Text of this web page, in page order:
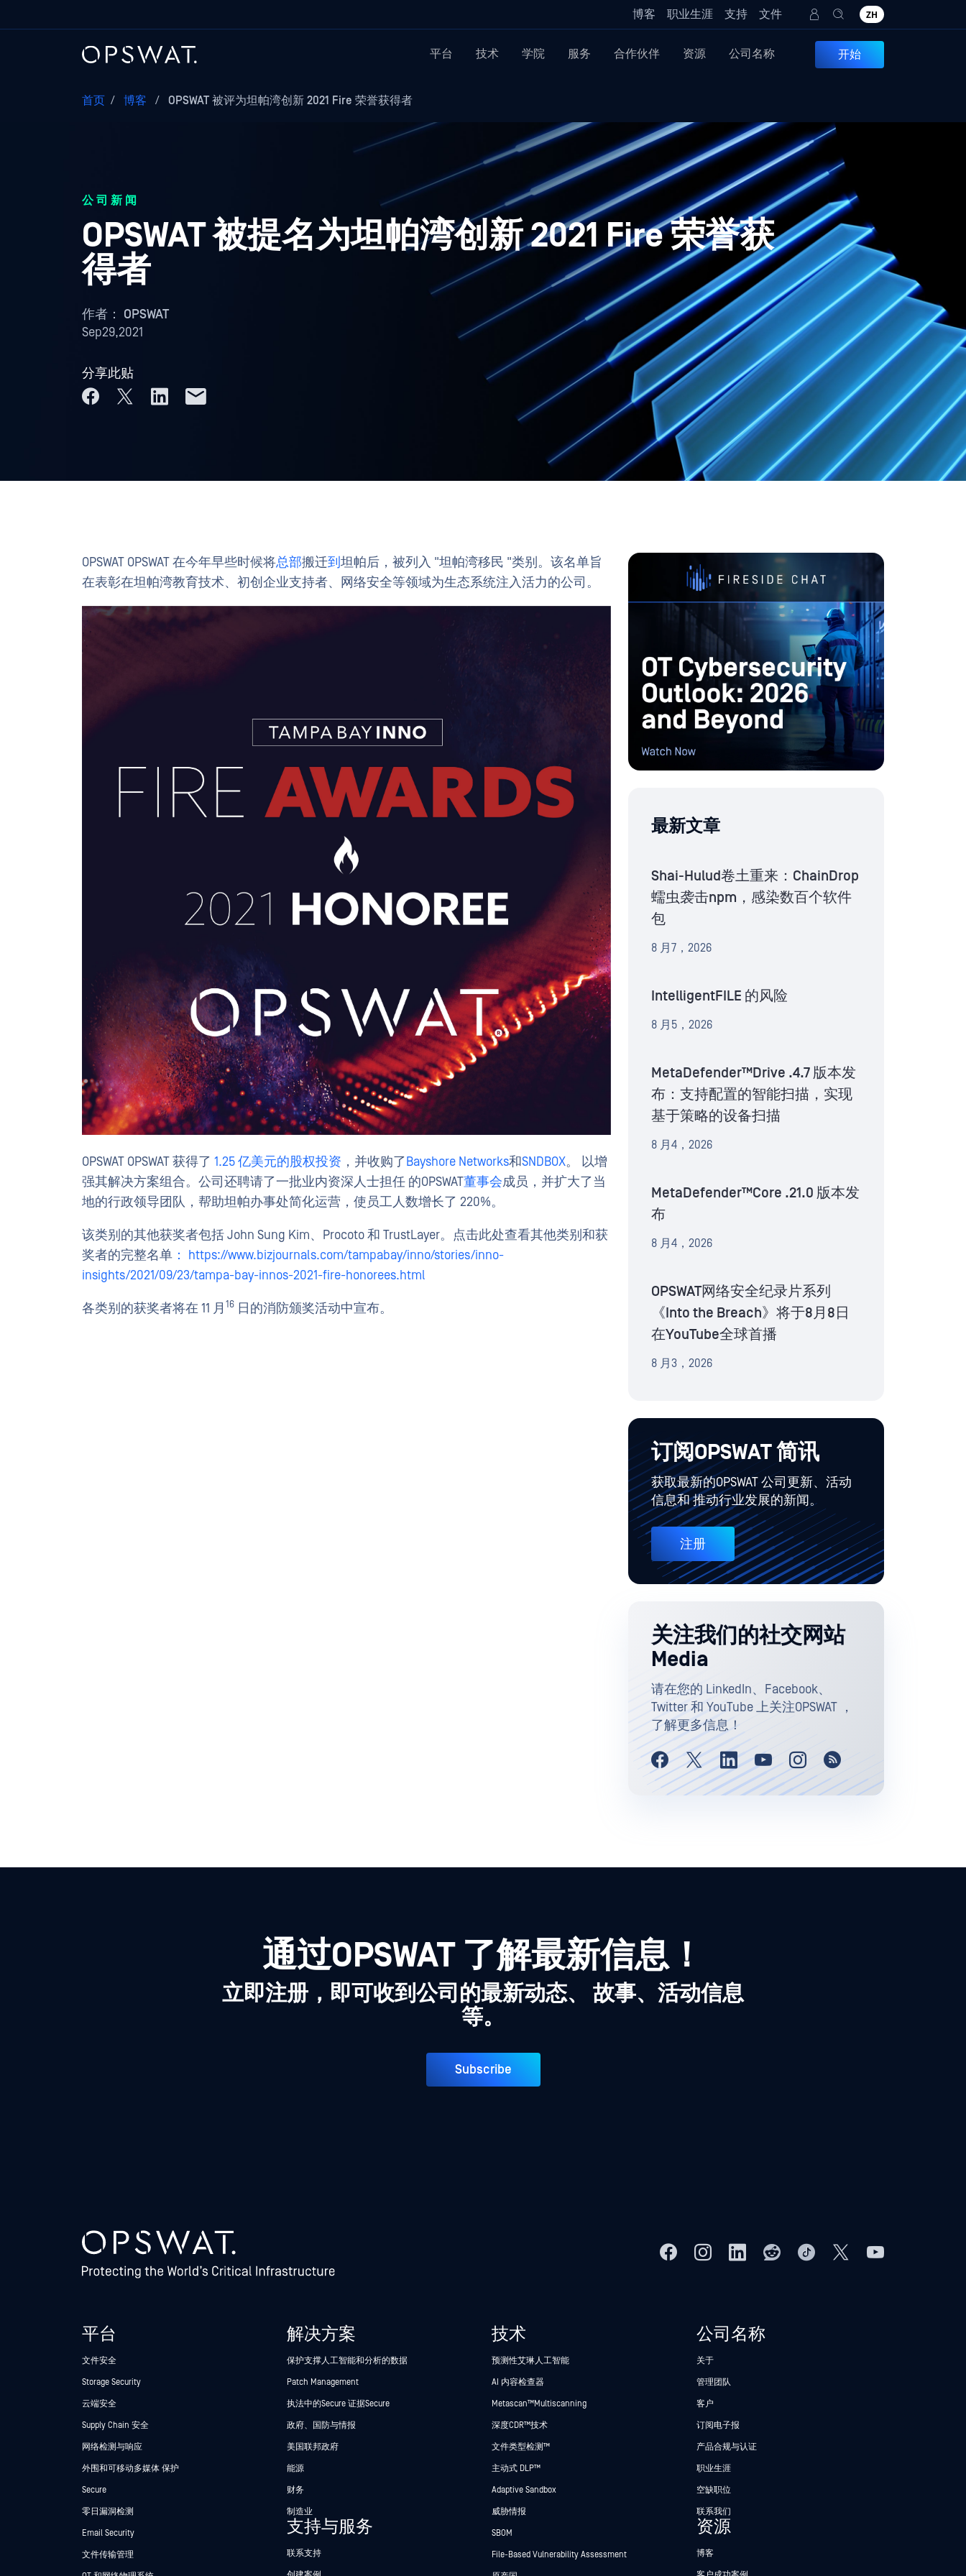
博客 职业生涯 支持 文件 ZH
平台 技术 学院 服务 合作伙伴 资源 公司名称 开始
首页 / 博客 / OPSWAT 被评为坦帕湾创新 2021 Fire 荣誉获得者
公司新闻
OPSWAT 被提名为坦帕湾创新 2021 Fire 荣誉获
得者
作者： OPSWAT
Sep29,2021
分享此贴
OPSWAT OPSWAT 在今年早些时候将总部搬迁到 坦帕后，被列入 "坦帕湾移民 "类别。该名单旨
在表彰在坦帕湾教育技术、初创企业支持者、网络安全等领域为生态系统注入活力的公司。
OPSWAT OPSWAT 获得了 1.25 亿美元的股权投资 ，并收购了Bayshore Networks和SNDBOX。 以增
强其解决方案组合。公司还聘请了一批业内资深人士担任 的OPSWAT董事会成员，并扩大了当
地的行政领导团队，帮助坦帕办事处简化运营，使员工人数增长了 220%。
该类别的其他获奖者包括 John Sung Kim、Procoto 和 TrustLayer。点击此处查看其他类别和获
奖者的完整名单 ： https://www.bizjournals.com/tampabay/inno/stories/inno-
insights/2021/09/23/tampa-bay-innos-2021-fire-honorees.html
各类别的获奖者将在 11 月 16 日的消防颁奖活动中宣布。
最新文章
Shai-Hulud卷土重来：ChainDrop
蠕虫袭击npm，感染数百个软件
包
8 月7，2026
IntelligentFILE 的风险
8 月5，2026
MetaDefender™Drive .4.7 版本发
布：支持配置的智能扫描，实现
基于策略的设备扫描
8 月4，2026
MetaDefender™Core .21.0 版本发
布
8 月4，2026
OPSWAT网络安全纪录片系列
《Into the Breach》将于8月8日
在YouTube全球首播
8 月3，2026
订阅OPSWAT 简讯
获取最新的OPSWAT 公司更新、活动
信息和 推动行业发展的新闻。
注册
关注我们的社交网站
Media
请在您的 LinkedIn、Facebook、
Twitter 和 YouTube 上关注OPSWAT ，
了解更多信息！
通过OPSWAT 了解最新信息！
立即注册，即可收到公司的最新动态、 故事、活动信息
等。
Subscribe
平台
文件安全
Storage Security
云端安全
Supply Chain 安全
网络检测与响应
外围和可移动多媒体 保护
Secure
零日漏洞检测
Email Security
文件传输管理
解决方案
保护支撑人工智能和分析的数据
Patch Management
执法中的Secure 证据Secure
政府、国防与情报
美国联邦政府
能源
财务
制造业
支持与服务
联系支持
技术
预测性艾琳人工智能
AI 内容检查器
Metascan™ Multiscanning
深度CDR™技术
文件类型检测™
主动式 DLP™
Adaptive Sandbox
威胁情报
SBOM
File-Based Vulnerability Assessment
公司名称
关于
管理团队
客户
订阅电子报
产品合规与认证
职业生涯
空缺职位
联系我们
资源
博客